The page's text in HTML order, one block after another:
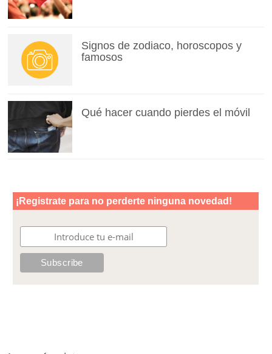
Signos de zodiaco, horoscopos y
famosos
Qué hacer cuando pierdes el móvil